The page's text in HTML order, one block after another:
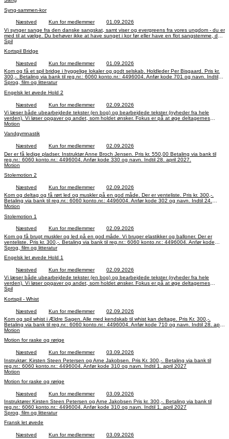
Syng-sammen-kor
Næstved Kun for medlemmer
01.09.2026
Vi synger sange fra den danske sangskat, samt viser og evergreens fra vores ungdom - du er
med til at vælge. Du behøver ikke at have sunget i kor før eller have en flot sangstemme, det
vigtigste er glæden ved at synge. Korleder Hans Henning Christiansen Pris Kr. 350,-. Betaling
Spil
Kortspil Bridge
Næstved Kun for medlemmer
01.09.2026
Kom og få et spil bridge i hyggelige lokaler og godt selskab. Holdleder Per Bisgaard. Pris kr.
300,-. Betaling via bank til reg.nr.: 6060 konto.nr.: 4496004. Anfør kode 701 og navn. Indtil
27. april 2027.
Sprog, film og litteratur
Engelsk let øvede Hold 2
Næstved Kun for medlemmer
02.09.2026
Vi læser både ubearbejdede tekster (en bog) og bearbejdede tekster (nyheder fra hele
verden). Vi løser opgaver og andet, som holdet ønsker. Fokus er på at øge deltagernes
sprogforståelse og deres selvtillid, når de taler engelsk og desuden at udvide ordforrådet.
Indtil 31. marts 2027
Motion
Vandgymnastik
Næstved Kun for medlemmer
02.09.2026
Der er få ledige pladser. Instruktør Anne Broch Jensen. Pris kr. 550,00 Betaling via bank til
reg.nr.: 6060 konto.nr.: 4496004. Anfør kode 330 og navn. Indtil 28. april 2027.
Motion
Stolemotion 2
Næstved Kun for medlemmer
02.09.2026
Kom og deltag og få rørt led og muskler på en god måde. Der er venteliste. Pris kr. 300,-.
Betaling via bank til reg.nr.: 6060 konto.nr.: 4496004. Anfør kode 302 og navn. Indtil 24.
marts 2027
Motion
Stolemotion 1
Næstved Kun for medlemmer
02.09.2026
Kom og få brugt muskler og led på en god måde. Vi bruger elastikker og balloner. Der er
venteliste. Pris kr. 300,-. Betaling via bank til reg.nr.: 6060 konto.nr.: 4496004. Anfør kode
301 og navn. Indtil 10. marts 2027
Sprog, film og litteratur
Engelsk let øvede Hold 1
Næstved Kun for medlemmer
02.09.2026
Vi læser både ubearbejdede tekster (en bog) og bearbejdede tekster (nyheder fra hele
verden). Vi løser opgaver og andet, som holdet ønsker. Fokus er på at øge deltagernes
sprogforståelse og deres selvtillid, når de taler engelsk og desuden at udvide ordforrådet.
Indtil 31. marts 2027.
Spil
Kortspil - Whist
Næstved Kun for medlemmer
02.09.2026
Kom og spil whist i Ældre Sagen. Alle med kendskab til whist kan deltage. Pris Kr. 300,-.
Betaling via bank til reg.nr.: 6060 konto.nr.: 4496004. Anfør kode 710 og navn. Indtil 28. april
2027.
Motion
Motion for raske og rørige
Næstved Kun for medlemmer
03.09.2026
Instruktør: Kirsten Steen Petersen og Arne Jakobsen. Pris Kr. 300,-. Betaling via bank til
reg.nr.: 6060 konto.nr.: 4496004. Anfør kode 310 og navn. Indtil 1. april 2027
Motion
Motion for raske og rørige
Næstved Kun for medlemmer
03.09.2026
Instruktører Kirsten Steen Petersen og Arne Jakobsen Pris kr. 300,-. Betaling via bank til
reg.nr.: 6060 konto.nr.: 4496004. Anfør kode 310 og navn. Indtil 1. april 2027
Sprog, film og litteratur
Fransk let øvede
Næstved Kun for medlemmer
03.09.2026